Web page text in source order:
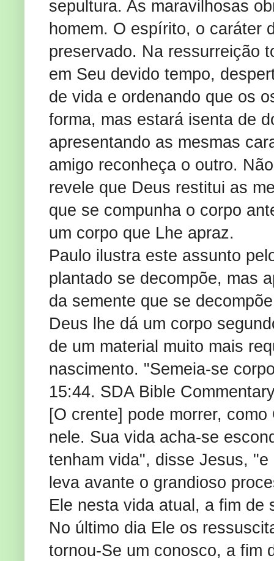
sepultura. As maravilhosas
homem. O espírito, o caráter
preservado. Na ressurreição
em Seu devido tempo,
de vida e ordenando que os
forma, mas estará isenta de
apresentando as mesmas
amigo reconheça o outro.
revele que Deus restitui as
que se compunha o corpo
um corpo que Lhe apraz.
Paulo ilustra este assunto
plantado se decompõe, mas
da semente que se
Deus lhe dá um corpo
de um material muito mais
nascimento. "Semeia-se
15:44. SDA Bible
[O crente] pode morrer,
nele. Sua vida acha-se
tenham vida", disse Jesus,
leva avante o grandioso
Ele nesta vida atual, a fim de
No último dia Ele os
tornou-Se um conosco, a fim